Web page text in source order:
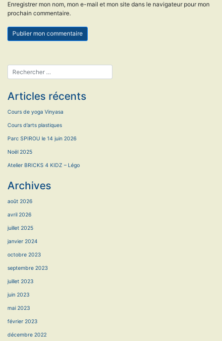
Enregistrer mon nom, mon e-mail et mon site dans le navigateur pour mon
prochain commentaire.
Articles récents
Cours de yoga Vinyasa
Cours d’arts plastiques
Parc SPIROU le 14 juin 2026
Noël 2025
Atelier BRICKS 4 KIDZ – Légo
Archives
août 2026
avril 2026
juillet 2025
janvier 2024
octobre 2023
septembre 2023
juillet 2023
juin 2023
mai 2023
février 2023
décembre 2022